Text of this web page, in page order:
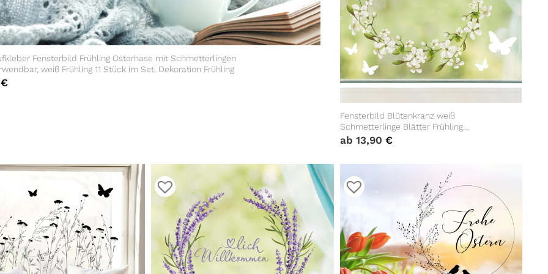
Fensterbild Frühling Osterhase mit Schmetterlingen
weiß Frühling 11 Stück im Set, Dekoration Frühling
€
Fensterbild Blütenkranz weiß
Schmetterlinge Blätter Frühling
Fensteraufkleber Fensterdeko
wiederverwendbare Eingang
ab 13,90 €